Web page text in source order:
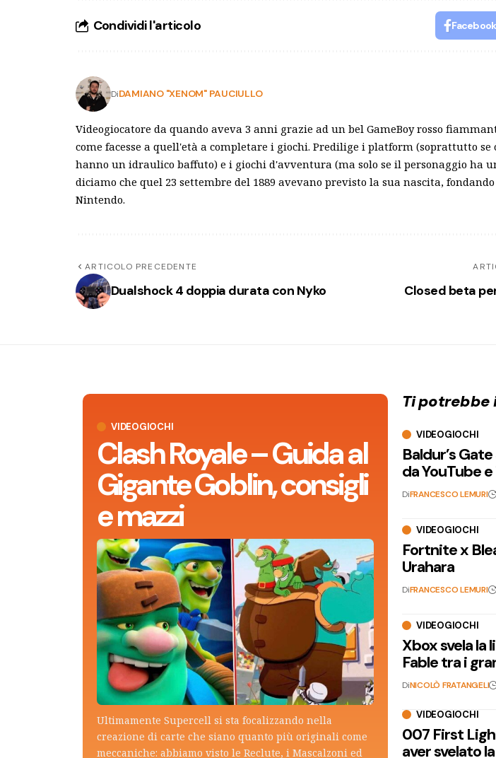
Condividi l'articolo Facebook
DiDAMIANO "XENOM" PAUCIULLO
Videogiocatore da quando aveva 3 anni grazie ad un bel GameBoy rosso
come facesse a quell'età a completare i giochi. Predilige i platform (soprattutto se
hanno un idraulico baffuto) e i giochi d'avventura (ma solo se il personaggio ha
diciamo che quel 23 settembre del 1889 avevano previsto la sua nascita,
Nintendo.
ARTICOLO PRECEDENTE
Dualshock 4 doppia durata con Nyko Closed beta
VIDEOGIOCHI
Clash Royale – Guida al
Gigante Goblin, consigli
e mazzi
Ultimamente Supercell si sta focalizzando nella
creazione di carte che siano quanto più originali come
meccaniche: abbiamo visto le Reclute, i Mascalzoni ed
Ti potrebbe
VIDEOGIOCHI
Baldur’s
da YouTube
DiFRANCESCO LEMURI
VIDEOGIOCHI
Fortnite x
Urahara
DiFRANCESCO LEMURI
VIDEOGIOCHI
Xbox svela
Fable tra i
DiNICOLÒ FRATANGELI
VIDEOGIOCHI
007 First
aver svelato